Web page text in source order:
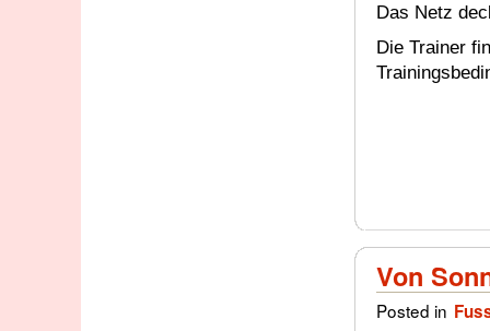
Das Netz
Die Trainer
Von
Posted in